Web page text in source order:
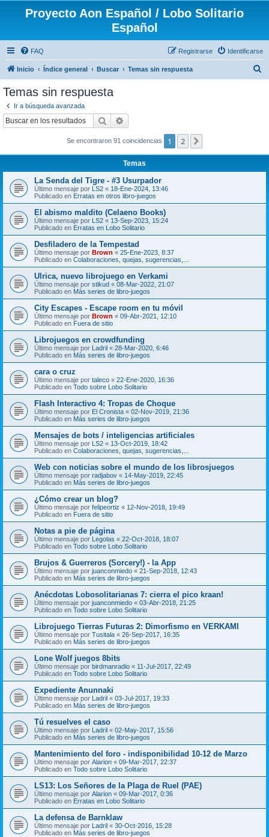
Proyecto Aon Español / Lobo Solitario
Español
FAQ Identificarse
Registrarse
Inicio Índice general Buscar Temas sin respuesta
Temas sin respuesta
Ir a búsqueda avanzada
Buscar
Se encontraron 91 coincidencias 1 2
Temas
La Senda del Tigre - #3 Usurpador
Último mensaje por LS2 « 18-Ene-2024, 13:46
Publicado en Erratas en otros libro-juegos
El abismo maldito (Celaeno Books)
Último mensaje por LS2 « 13-Sep-2023, 15:24
Publicado en Erratas en Lobo Solitario
Desfiladero de la Tempestad
Último mensaje por Brown « 25-Ene-2023, 8:37
Publicado en Colaboraciones, quejas, sugerencias,...
Ulrica, nuevo librojuego en Verkami
Último mensaje por stikud « 08-Mar-2022, 21:07
Publicado en Más series de libro-juegos
City Escapes - Escape room en tu móvil
Último mensaje por Brown « 09-Abr-2021, 12:10
Publicado en Fuera de sitio
Librojuegos en crowdfunding
Último mensaje por Ladril « 28-Mar-2020, 6:46
Publicado en Más series de libro-juegos
cara o cruz
Último mensaje por taleco « 22-Ene-2020, 16:36
Publicado en Todo sobre Lobo Solitario
Flash Interactivo 4: Tropas de Choque
Último mensaje por El Cronista « 02-Nov-2019, 21:36
Publicado en Más series de libro-juegos
Mensajes de bots / inteligencias artificiales
Último mensaje por LS2 « 13-Oct-2019, 18:42
Publicado en Colaboraciones, quejas, sugerencias,...
Web con noticias sobre el mundo de los librosjuegos
Último mensaje por radjabov « 14-May-2019, 22:45
Publicado en Más series de libro-juegos
¿Cómo crear un blog?
Último mensaje por felipeortiz « 12-Nov-2018, 19:49
Publicado en Fuera de sitio
Notas a pie de página
Último mensaje por Legolas « 22-Oct-2018, 18:07
Publicado en Todo sobre Lobo Solitario
Brujos & Guerreros (Sorcery!) - la App
Último mensaje por juanconmiedo « 21-Sep-2018, 12:43
Publicado en Más series de libro-juegos
Anécdotas Lobosolitarianas 7: cierra el pico kraan!
Último mensaje por juanconmiedo « 03-Abr-2018, 21:25
Publicado en Todo sobre Lobo Solitario
Librojuego Tierras Futuras 2: Dimorfismo en VERKAMI
Último mensaje por Tusitala « 26-Sep-2017, 16:35
Publicado en Más series de libro-juegos
Lone Wolf juegos 8bits
Último mensaje por birdmanradio « 11-Jul-2017, 22:49
Publicado en Todo sobre Lobo Solitario
Expediente Anunnaki
Último mensaje por Ladril « 03-Jul-2017, 19:33
Publicado en Más series de libro-juegos
Tú resuelves el caso
Último mensaje por Ladril « 02-May-2017, 15:56
Publicado en Más series de libro-juegos
Mantenimiento del foro - indisponibilidad 10-12 de Marzo
Último mensaje por Alarion « 09-Mar-2017, 22:37
Publicado en Todo sobre Lobo Solitario
LS13: Los Señores de la Plaga de Ruel (PAE)
Último mensaje por Alarion « 09-Mar-2017, 0:36
Publicado en Erratas en Lobo Solitario
La defensa de Barnklaw
Último mensaje por Ladril « 30-Oct-2016, 15:28
Publicado en Más series de libro-juegos